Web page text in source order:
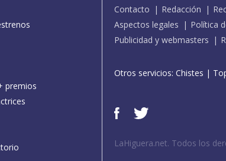
premios
Contacto Redacción
Aspectos legales
Política
Publicidad y webmasters
Otros servicios: Chistes |
LaHiguera.net. Todos los